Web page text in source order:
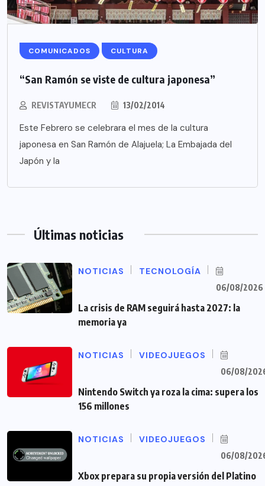
COMUNICADOS CULTURA
“San Ramón se viste de cultura japonesa”
REVISTAYUMECR 13/02/2014
Este Febrero se celebrara el mes de la cultura
japonesa en San Ramón de Alajuela; La Embajada del
Japón y la
Últimas noticias
NOTICIAS TECNOLOGÍA
06/08/2026
La crisis de RAM seguirá hasta 2027: la
memoria ya
NOTICIAS VIDEOJUEGOS
06/08/
Nintendo Switch ya roza la cima: supera los
156 millones
NOTICIAS VIDEOJUEGOS
06/08/
Xbox prepara su propia versión del Platino